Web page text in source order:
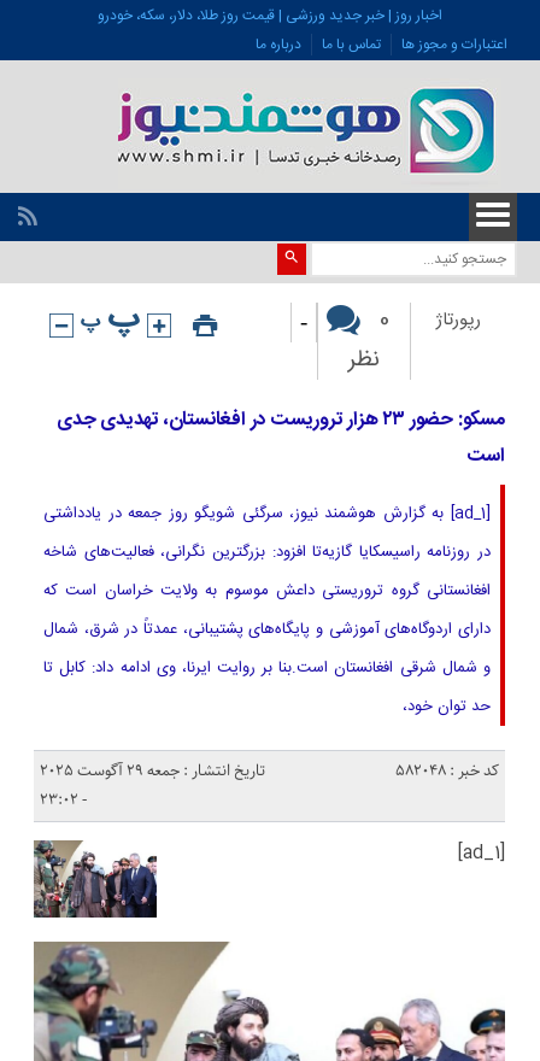
اخبار روز | خبر جدید ورزشی | قیمت روز طلا، دلار، سکه، خودرو
اعتبارات و مجوز ها
تماس با ما درباره ما
رپورتاژ
0
نظر
-
مسکو: حضور ۲۳ هزار تروریست در افغانستان، تهدیدی جدی
است
[ad_1] به گزارش هوشمند نیوز، سرگئی شویگو روز جمعه در یادداشتی
در روزنامه راسیسکایا گازیه‌تا افزود: بزرگترین نگرانی، فعالیت‌های شاخه
افغانستانی گروه تروریستی داعش موسوم به ولایت خراسان است که
دارای اردوگاه‌های آموزشی و پایگاه‌های پشتیبانی، عمدتاً در شرق، شمال
و شمال شرقی افغانستان است.بنا بر روایت ایرنا، وی ادامه داد: کابل تا
حد توان خود،
کد خبر : 582048
تاریخ انتشار : جمعه 29 آگوست 2025
- 23:02
[ad_1]